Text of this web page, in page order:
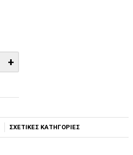
+
ΣΧΕΤΙΚΕΣ ΚΑΤΗΓΟΡΙΕΣ